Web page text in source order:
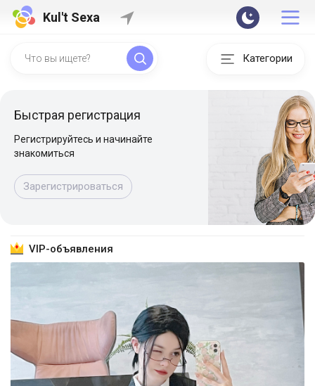
Kul't Sexa
Категории
Быстрая регистрация
Регистрируйтесь и начинайте
знакомиться
Зарегистрироваться
VIP-объявления